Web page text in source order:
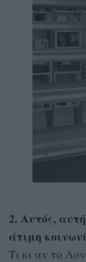
2. Αυτός,
άτιμη
Τι κι αν το